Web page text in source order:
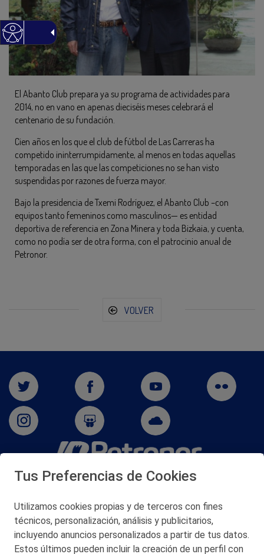
El Abanto Club prepara ya su programa de actividades para
2014, no en vano en apenas dieciséis meses celebrará el
centenario de su fundación.
Cien años en los que el club de fútbol de Las Carreras ha
competido ininterrumpidamente, al menos en todas aquellas
temporadas en las que las competiciones no se han visto
suspendidas por razones de fuerza mayor.
Bajo la presidencia de Txemi Rodríguez, el Abanto Club –con
equipos tanto femeninos como masculinos— es entidad
deportiva de referencia en Zona Minera y toda Bizkaia, y cuenta,
como no podía ser de otra forma, con el patrocinio anual de
Petronor.
VOLVER
San Martín 5-Edificio Muñatones,
© 2026 Petronor S.A.
Tus Preferencias de Cookies
Utilizamos cookies propias y de terceros con fines
técnicos, personalización, análisis y publicitarios,
incluyendo anuncios personalizados a partir de tus datos.
Estos últimos pueden incluir la creación de un perfil con